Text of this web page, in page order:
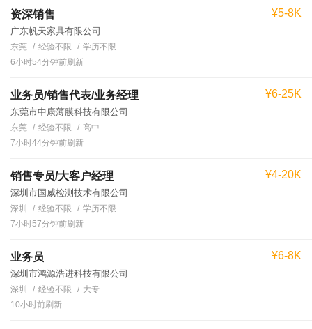
资深销售
广东帆天家具有限公司
¥5-8K
东莞 经验不限
学历不限
6小时54分钟前刷新
业务员/销售代表/业务经理
东莞市中康薄膜科技有限公司
¥6-25K
东莞 经验不限
高中
7小时44分钟前刷新
销售专员/大客户经理
深圳市国威检测技术有限公司
¥4-20K
深圳 经验不限
学历不限
7小时57分钟前刷新
业务员
深圳市鸿源浩进科技有限公司
¥6-8K
深圳 经验不限
大专
10小时前刷新